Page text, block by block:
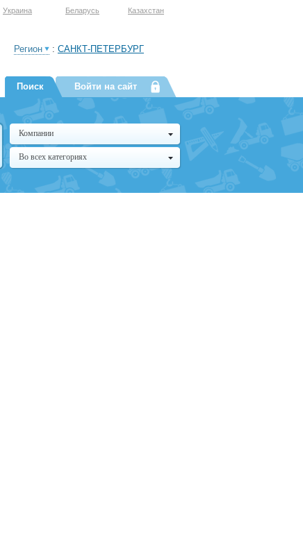
Украина Беларусь Казахстан
Регион : САНКТ-ПЕТЕРБУРГ
Поиск Войти на сайт
Компании
Во всех категориях